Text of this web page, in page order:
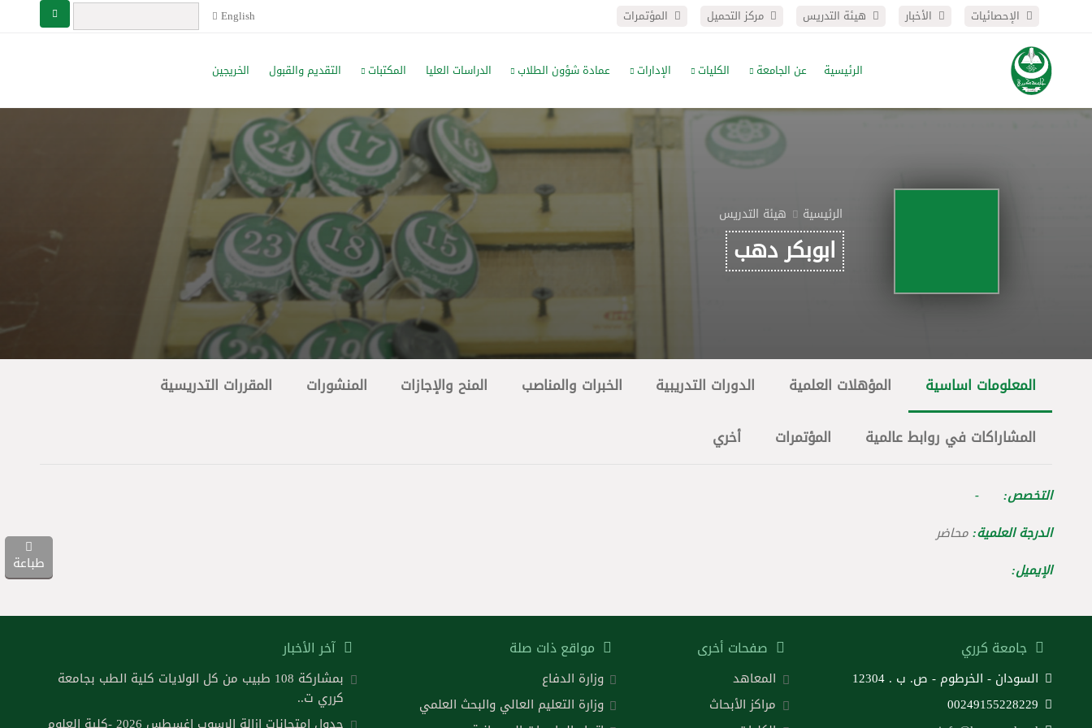
الإحصائيات الأخبار هيئة التدريس مركز التحميل المؤتمرات English
الرئيسية عن الجامعة الكليات الإدارات عمادة شؤون الطلاب الدراسات العليا المكتبات التقديم والقبول الخريجين
طباعة
الرئيسية هيئة التدريس
ابوبكر دهب
المعلومات اساسية المؤهلات العلمية الدورات التدريبية الخبرات والمناصب المنح والإجازات المنشورات المقررات التدريسية
المشاراكات في روابط عالمية المؤتمرات أخري
التخصص: -
الدرجة العلمية:محاضر
الإيميل:
جامعة كرري
السودان - الخرطوم - ص. ب . 12304
00249155228229
صفحات أخرى
المعاهد
مراكز الأبحاث
مواقع ذات صلة
وزارة الدفاع
وزارة التعليم العالي والبحث العلمي
آخر الأخبار
بمشاركة 108 طبيب من كل الولايات كلية الطب بجامعة
كرري ت..